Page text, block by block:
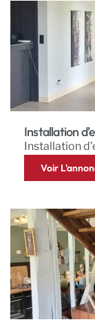
Installation
Installation
Voir